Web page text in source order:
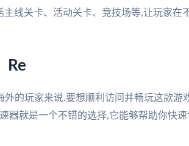
线关卡、活动关卡、竞技场等,让玩家在
Re
外的玩家来说,要想顺利访问并畅玩这款游
器就是一个不错的选择,它能够帮助你快